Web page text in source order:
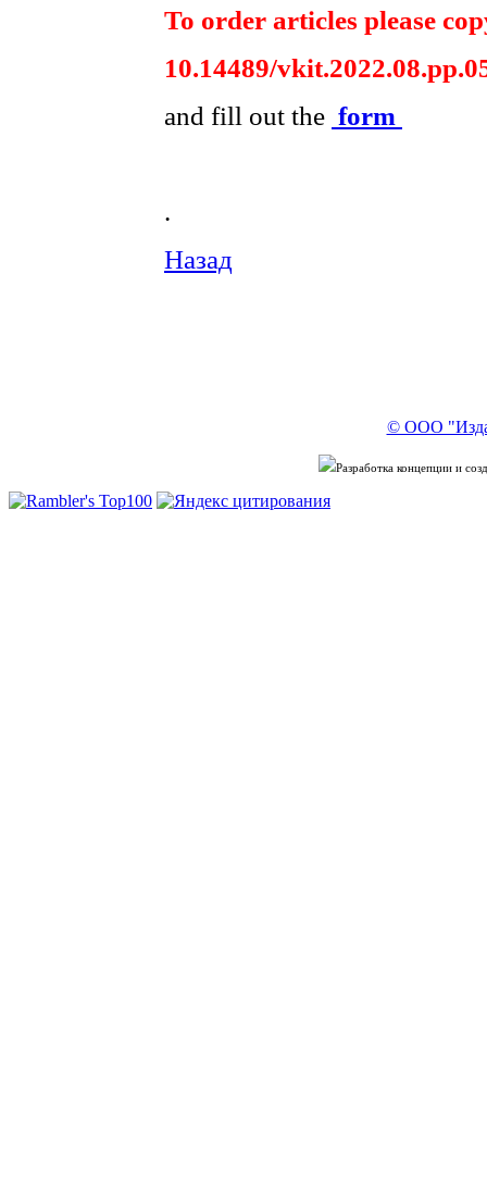
To order articles please
10.14489/
and fill out the form
.
Назад
© ООО
Разработка концепции и